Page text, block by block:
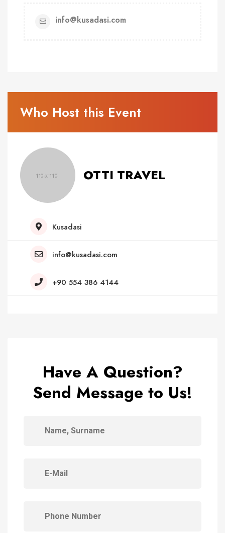
info@kusadasi.com
Who Host this Event
OTTI TRAVEL
Kusadasi
info@kusadasi.com
+90 554 386 4144
Have A Question?
Send Message to Us!